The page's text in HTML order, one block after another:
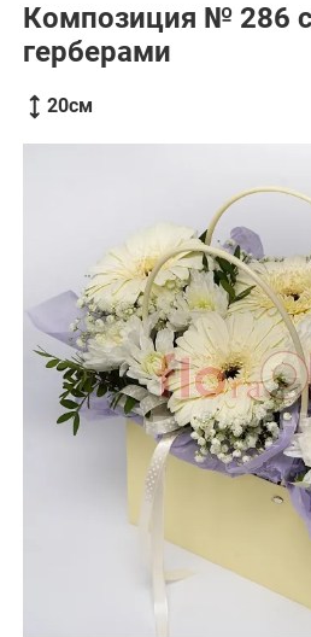
Композиция № 286
герберами
20см